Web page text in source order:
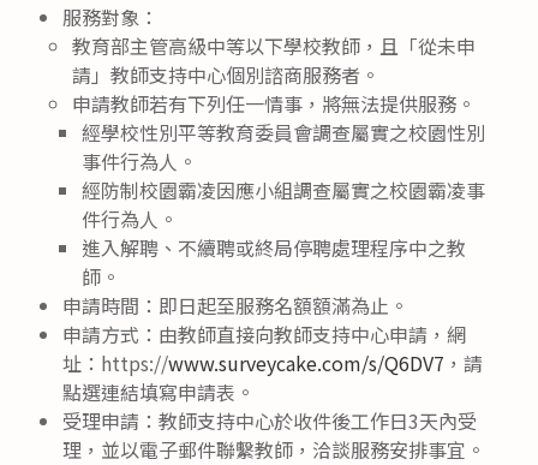
服務對象：
教育部主管高級中等以下學校教師，且「從未申
請」教師支持中心個別諮商服務者。
申請教師若有下列任一情事，將無法提供服務。
經學校性別平等教育委員會調查屬實之校園性別
事件行為人。
經防制校園霸凌因應小組調查屬實之校園霸凌事
件行為人。
進入解聘、不續聘或終局停聘處理程序中之教
師。
申請時間：即日起至服務名額額滿為止。
申請方式：由教師直接向教師支持中心申請，網
址：https://www.surveycake.com/s/Q6DV7 ，請
點選連結填寫申請表。
受理申請：教師支持中心於收件後工作日3天內受
理，並以電子郵件聯繫教師，洽談服務安排事宜。